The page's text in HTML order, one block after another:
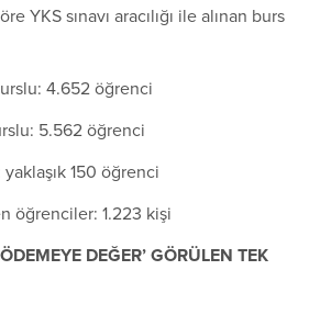
YKS sınavı aracılığı ile alınan burs
4.652 öğrenci
5.562 öğrenci
150 öğrenci
öğrenciler: 1.223 kişi
DEĞER’ GÖRÜLEN TEK